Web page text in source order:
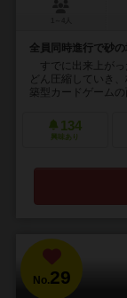
全員同時進行で砂
すでに出来上がっ
どん圧縮していき
築型カードゲーム
134
興味あり
No.29